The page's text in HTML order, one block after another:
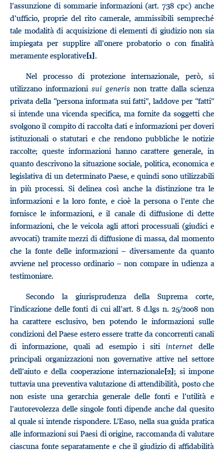
l’assunzione di sommarie informazioni (art. 738 cpc) anche
d’ufficio, proprie del rito camerale, ammissibili sempreché
tale modalità di acquisizione di elementi di giudizio non sia
impiegata per supplire all’onere probatorio o con finalità
meramente esplorative[1].
Nel processo di protezione internazionale, però, si
utilizzano informazioni sui generis non tratte dalla scienza
privata della “persona informata sui fatti”, laddove per “fatti”
si intende una vicenda specifica, ma fornite da soggetti che
svolgono il compito di raccolta dati e informazioni per doveri
istituzionali o statutari e che rendono pubbliche le notizie
raccolte; queste informazioni hanno carattere generale, in
quanto descrivono la situazione sociale, politica, economica e
legislativa di un determinato Paese, e quindi sono utilizzabili
in più processi. Si delinea così anche la distinzione tra le
informazioni e la loro fonte, e cioè la persona o l’ente che
fornisce le informazioni, e il canale di diffusione di dette
informazioni, che le veicola agli attori processuali (giudici e
avvocati) tramite mezzi di diffusione di massa, dal momento
che la fonte delle informazioni – diversamente da quanto
avviene nel processo ordinario – non compare in udienza a
testimoniare.
Secondo la giurisprudenza della Suprema corte,
l’indicazione delle fonti di cui all’art. 8 d.lgs n. 25/2008 non
ha carattere esclusivo, ben potendo le informazioni sulle
condizioni del Paese estero essere tratte da concorrenti canali
di informazione, quali ad esempio i siti internet delle
principali organizzazioni non governative attive nel settore
dell’aiuto e della cooperazione internazionale[2]; si impone
tuttavia una preventiva valutazione di attendibilità, posto che
non esiste una gerarchia generale delle fonti e l’utilità e
l’autorevolezza delle singole fonti dipende anche dal quesito
al quale si intende rispondere. L’Easo, nella sua guida pratica
alle informazioni sui Paesi di origine, raccomanda di valutare
ciascuna fonte separatamente e che il giudizio di affidabilità